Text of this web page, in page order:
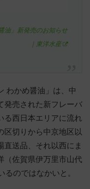
油」新発売のお知らせ
｜東洋水産
わかめ醤油」は、中
発売された新フレーバ
る西日本エリアに流れ
区切りから中京地区以
直送品、それ以西にま
（佐賀県伊万里市山代
のではなかいと。